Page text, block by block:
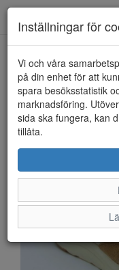
HEM ICEBUG
Inställningar för
Vi och våra
på din enhet för att
spara besöksstatistik
marknadsföring.
sida ska fungera, kan
tillåta.